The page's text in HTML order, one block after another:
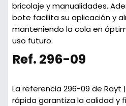
bricolaje y manualidades.
bote facilita su aplicación y
manteniendo la cola en
uso futuro.
Ref. 296-09
La referencia 296-09 de Rayt
rápidagarantiza la calidad y